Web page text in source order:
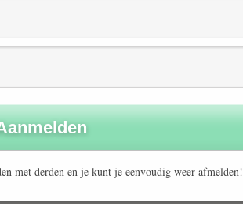
balans, en meer dan 1.000
te verminderen.
om duurzaamheid met zorg
Omnibus-pakket biedt niet
de European Sustainability
en -uitdagingen
met derden en je kunt je eenvoudig weer afmelden!